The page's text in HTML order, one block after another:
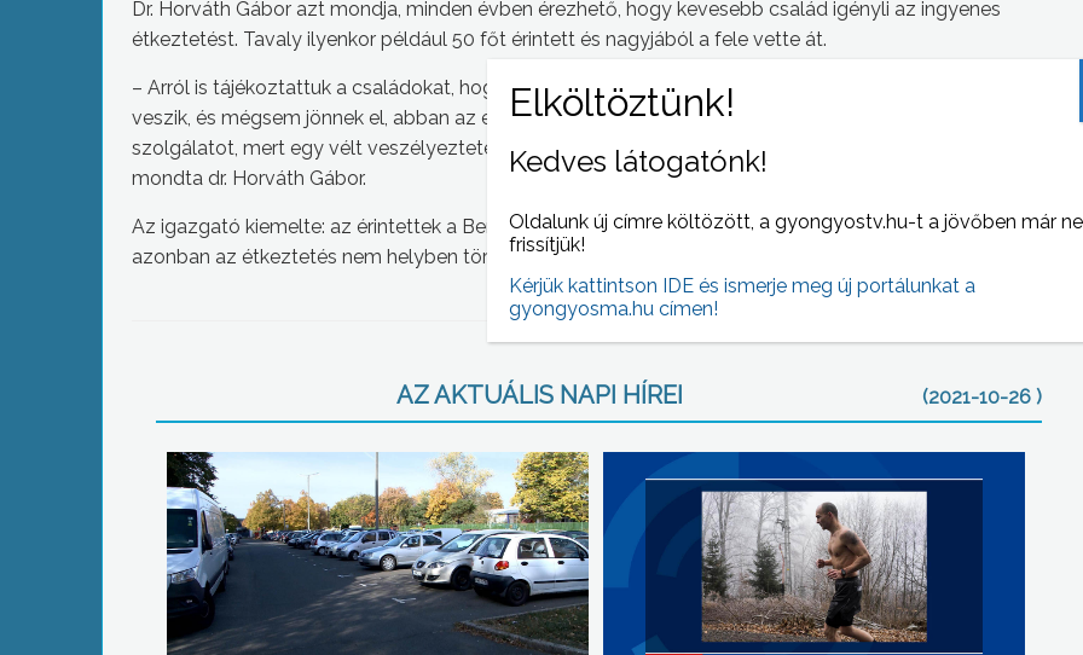
Dr. Horváth Gábor azt mondja, minden évben érezhető, hogy kevesebb család igényli az ingyenes
étkeztetést. Tavaly ilyenkor például 50 főt érintett és nagyjából a fele vette át.
– Arról is tájékoztattuk a családokat, hogy amennyiben nyilatkoztak arra vonatkozóan, hogy igénybe
veszik, és mégsem jönnek el, abban az esetben az önkormányzat megkeresi a család és gyermekjóléti
szolgálatot, mert egy vélt veszélyeztetés merülhet fel, amelyben további intézkedések szükségesek. –
mondta dr. Horváth Gábor.
Az igazgató kiemelte: az érintettek a Berze Nagy János Gimnázium étkezőjében kapják meg az ételt,
azonban az étkeztetés nem helyben történik, hanem bedobozolva vehető át.
AZ AKTUÁLIS NAPI HÍREI (2021-10-26 )
Kedves látogatónk!
Oldalunk új címre költözött, a gyongyostv.hu-t a jövőben már
frissítjük!
Kérjük kattintson IDE és ismerje meg új portálunkat a
gyongyosma.hu címen!